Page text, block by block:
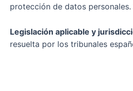
protección de datos
Legislación aplicable y
resuelta por los tribunales